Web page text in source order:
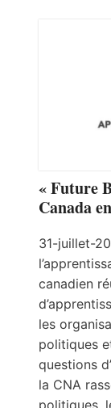
« Future
Canada
31-juillet-
canadien
les
politiques
questions
la CNA
politiques,